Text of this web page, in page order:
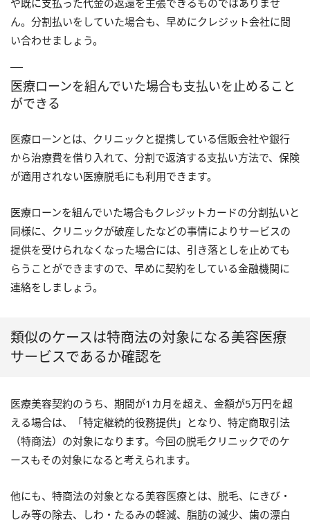
ん。分割払いをしていた場合も、早めにクレジット会社に問
い合わせましょう。
医療ローンを組んでいた場合も支払いを止めること
ができる
医療ローンとは、クリニックと提携している信販会社や銀行
から治療費を借り入れて、分割で返済する支払い方法で、保険
が適用されない医療脱毛にも利用できます。
医療ローンを組んでいた場合もクレジットカードの分割払いと
同様に、クリニックが破産したなどの事情によりサービスの
提供を受けられなくなった場合には、引き落としを止めても
らうことができますので、早めに契約をしている金融機関に
連絡をしましょう。
類似のケースは特商法の対象になる美容医療
サービスであるか確認を
医療美容契約のうち、期間が1カ月を超え、金額が5万円を超
える場合は、「特定継続的役務提供」となり、特定商取引法
（特商法）の対象になります。今回の脱毛クリニックでのケ
ースもその対象になると考えられます。
他にも、特商法の対象となる美容医療とは、脱毛、にきび・
しみ等の除去、しわ・たるみの軽減、脂肪の減少、歯の漂白